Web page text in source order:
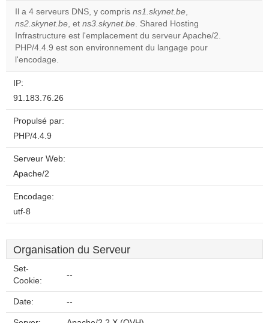
Do you
own this
website?
Il a 4 serveurs DNS, y compris ns1.skynet.be,
ns2.skynet.be, et ns3.skynet.be. Shared Hosting
Infrastructure est l'emplacement du serveur Apache/2.
PHP/4.4.9 est son environnement du langage pour
l'encodage.
IP:
91.183.76.26
Propulsé par:
PHP/4.4.9
Serveur Web:
Apache/2
Encodage:
utf-8
Organisation du Serveur
Set-
Cookie:
--
Date: --